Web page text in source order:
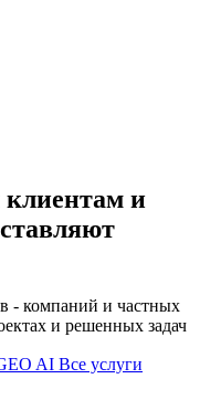
и
- компаний и частных
и решенных задач
AI Все услуги